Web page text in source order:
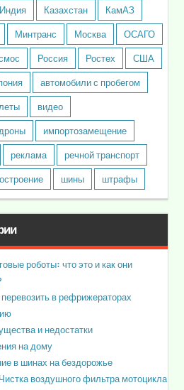
Индия Казахстан
КамАЗ
Минтранс Москва
ОСАГО
Россия Ростех
США
автомобили с пробегом
видео
импортозамещение
реклама
речной транспорт
шины штрафы
роботы: что это и как они
в рефрижераторах
и недостатки
на дому
в шинах на бездорожье
Чистка воздушного фильтра мотоцикла